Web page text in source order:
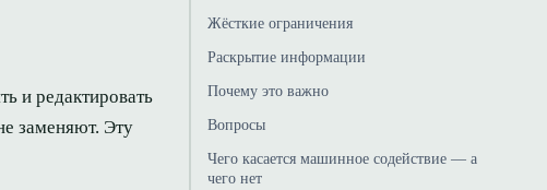
Жёсткие ограничения
Раскрытие информации
Почему это важно
Вопросы
Чего касается машинное содействие — а
чего нет
и редактировать
заменяют. Эту